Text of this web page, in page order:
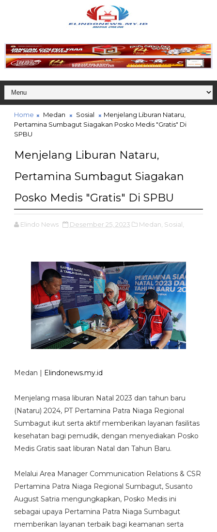
Home Medan Sosial
Menjelang Liburan Nataru,
Pertamina Sumbagut Siagakan Posko Medis "Gratis" Di
SPBU
Menjelang Liburan Nataru,
Pertamina Sumbagut Siagakan
Posko Medis "Gratis" Di SPBU
Elindo News Desember 25, 2023 Medan, Sosial,
Medan | Elindonews.my.id
Menjelang masa liburan Natal 2023 dan tahun baru
(Nataru) 2024, PT Pertamina Patra Niaga Regional
Sumbagut ikut serta aktif memberikan layanan fasilitas
kesehatan bagi pemudik, dengan menyediakan Posko
Medis Gratis saat liburan Natal dan Tahun Baru.
Melalui Area Manager Communication Relations & CSR
Pertamina Patra Niaga Regional Sumbagut, Susanto
August Satria mengungkapkan, Posko Medis ini
sebagai upaya Pertamina Patra Niaga Sumbagut
memberikan layanan terbaik bagi keamanan serta